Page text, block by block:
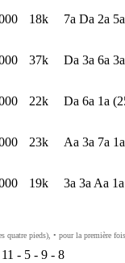
18k 7a Da 2a 5a
37k Da 3a 6a 3a
22k Da 6a 1a
23k Aa 3a 7a 1a
19k 3a 3a Aa 1a
quatre pieds), • pour la première fois.
11 - 5 - 9 - 8